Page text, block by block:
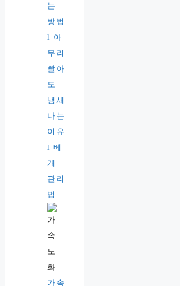
는
방법
l 아
무리
빨아
도
냄새
나는
이유
l 베
개
관리
법
가속